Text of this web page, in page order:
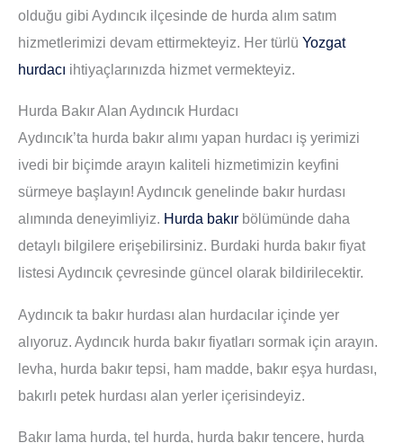
olduğu gibi Aydıncık ilçesinde de hurda alım satım
hizmetlerimizi devam ettirmekteyiz. Her türlü Yozgat
hurdacı ihtiyaçlarınızda hizmet vermekteyiz.
Hurda Bakır Alan Aydıncık Hurdacı
Aydıncık’ta hurda bakır alımı yapan hurdacı iş yerimizi
ivedi bir biçimde arayın kaliteli hizmetimizin keyfini
sürmeye başlayın! Aydıncık genelinde bakır hurdası
alımında deneyimliyiz. Hurda bakır bölümünde daha
detaylı bilgilere erişebilirsiniz. Burdaki hurda bakır fiyat
listesi Aydıncık çevresinde güncel olarak bildirilecektir.
Aydıncık ta bakır hurdası alan hurdacılar içinde yer
alıyoruz. Aydıncık hurda bakır fiyatları sormak için arayın.
levha, hurda bakır tepsi, ham madde, bakır eşya hurdası,
bakırlı petek hurdası alan yerler içerisindeyiz.
Bakır lama hurda, tel hurda, hurda bakır tencere, hurda